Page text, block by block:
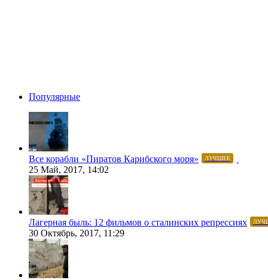
Популярные
Все корабли «Пиратов Карибского моря» ЛУЧШЕЕ
25 Май, 2017, 14:02
Лагерная быль: 12 фильмов о сталинских репрессиях
30 Октябрь, 2017, 11:29